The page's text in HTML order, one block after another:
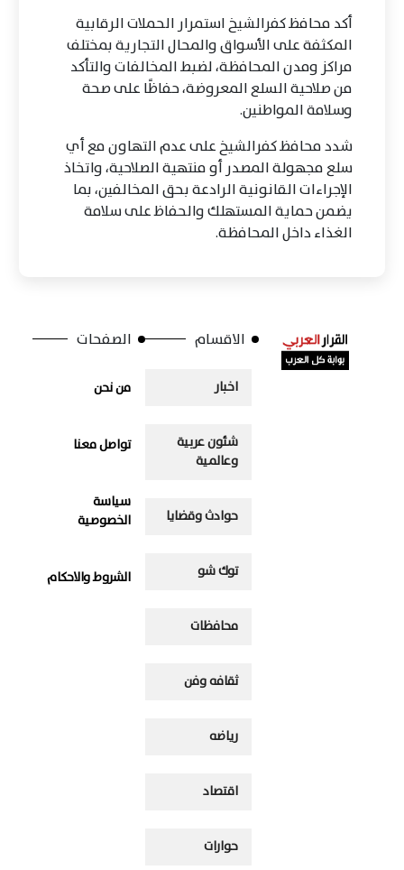
أكد محافظ كفرالشيخ استمرار الحملات الرقابية
المكثفة على الأسواق والمحال التجارية بمختلف
مراكز ومدن المحافظة، لضبط المخالفات والتأكد
من صلاحية السلع المعروضة، حفاظًا على صحة
وسلامة المواطنين.
شدد محافظ كفرالشيخ على عدم التهاون مع أي
سلع مجهولة المصدر أو منتهية الصلاحية، واتخاذ
الإجراءات القانونية الرادعة بحق المخالفين، بما
يضمن حماية المستهلك والحفاظ على سلامة
الغذاء داخل المحافظة.
الاقسام
اخبار
شئون عربية
وعالمية
حوادث وقضايا
توك شو
محافظات
ثقافه وفن
رياضه
اقتصاد
حوارات
الصفحات
من نحن
تواصل معنا
سياسة
الخصوصية
الشروط والاحكام